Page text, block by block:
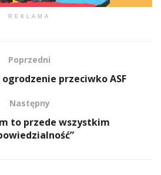
REKLAMA
Poprzedni
przeciwko ASF
Następny
to przede wszystkim